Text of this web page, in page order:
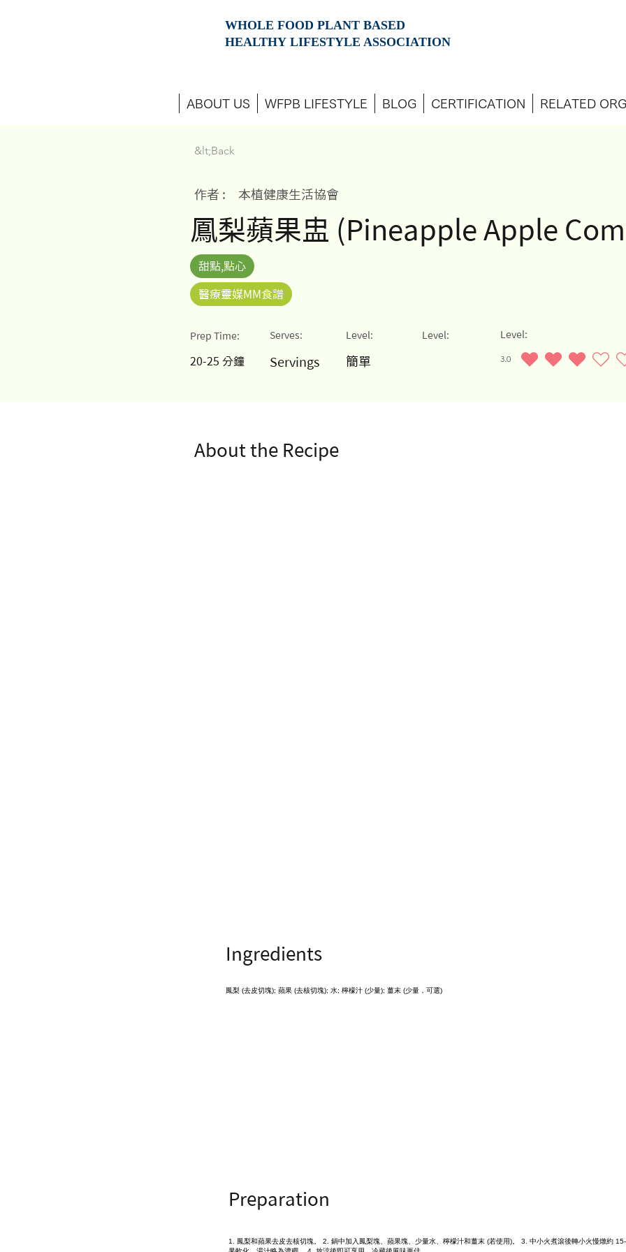
WHOLE FOOD PLANT BASED
HEALTHY LIFESTYLE ASSOCIATION
ABOUT US WFPB LIFESTYLE BLOG CERTIFICATION RELATED
&lt;Back
作者 : 本植健康生活協會
鳳梨蘋果盅 (Pineapple Apple
甜點,點心
醫療靈媒MM食譜
Prep Time: Serves: Level: Level:
20-25 分鐘 Servings 簡單
Level:
3.0
average rating is 3 out of 5, based
About the Recipe
Ingredients
鳳梨 (去皮切塊); 蘋果 (去核切塊); 水; 檸檬汁 (少量); 薑末 (少量，可選)
Preparation
1. 鳳梨和蘋果去皮去核切塊。 2. 鍋中加入鳳梨塊、蘋果塊、少量水、檸檬汁和薑末 (若使用)。 3. 中小火煮滾後轉小火慢燉約